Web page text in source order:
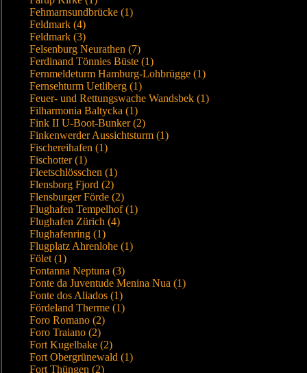
Fehmarnsundbrücke (1)
Feldmark (4)
Feldmark (3)
Felsenburg Neurathen (7)
Ferdinand Tönnies Büste (1)
Fernmeldeturm Hamburg-Lohbrügge (1)
Fernsehturm Uetliberg (1)
Feuer- und Rettungswache Wandsbek (1)
Filharmonia Baltycka (1)
Fink II U-Boot-Bunker (2)
Finkenwerder Aussichtsturm (1)
Fischereihafen (1)
Fischotter (1)
Fleetschlösschen (1)
Flensborg Fjord (2)
Flensburger Förde (2)
Flughafen Tempelhof (1)
Flughafen Zürich (4)
Flughafenring (1)
Flugplatz Ahrenlohe (1)
Fölet (1)
Fontanna Neptuna (3)
Fonte da Juventude Menina Nua (1)
Fonte dos Aliados (1)
Fördeland Therme (1)
Foro Romano (2)
Foro Traiano (2)
Fort Kugelbake (2)
Fort Obergrünewald (1)
Fort Thüngen (2)